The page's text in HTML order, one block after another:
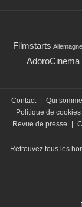
Filmstarts Allemagne
AdoroCinema
Contact Qui
Politique de cookies
Revue de presse
Retrouvez tous les